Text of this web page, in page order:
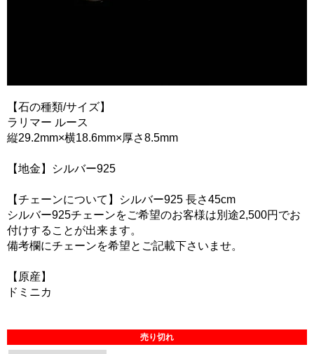
【石の種類/サイズ】
ラリマー ルース
縦29.2mm×横18.6mm×厚さ8.5mm
【地金】シルバー925
【チェーンについて】シルバー925 長さ45cm
シルバー925チェーンをご希望のお客様は別途2,500円でお
付けすることが出来ます。
備考欄にチェーンを希望とご記載下さいませ。
【原産】
ドミニカ
売り切れ